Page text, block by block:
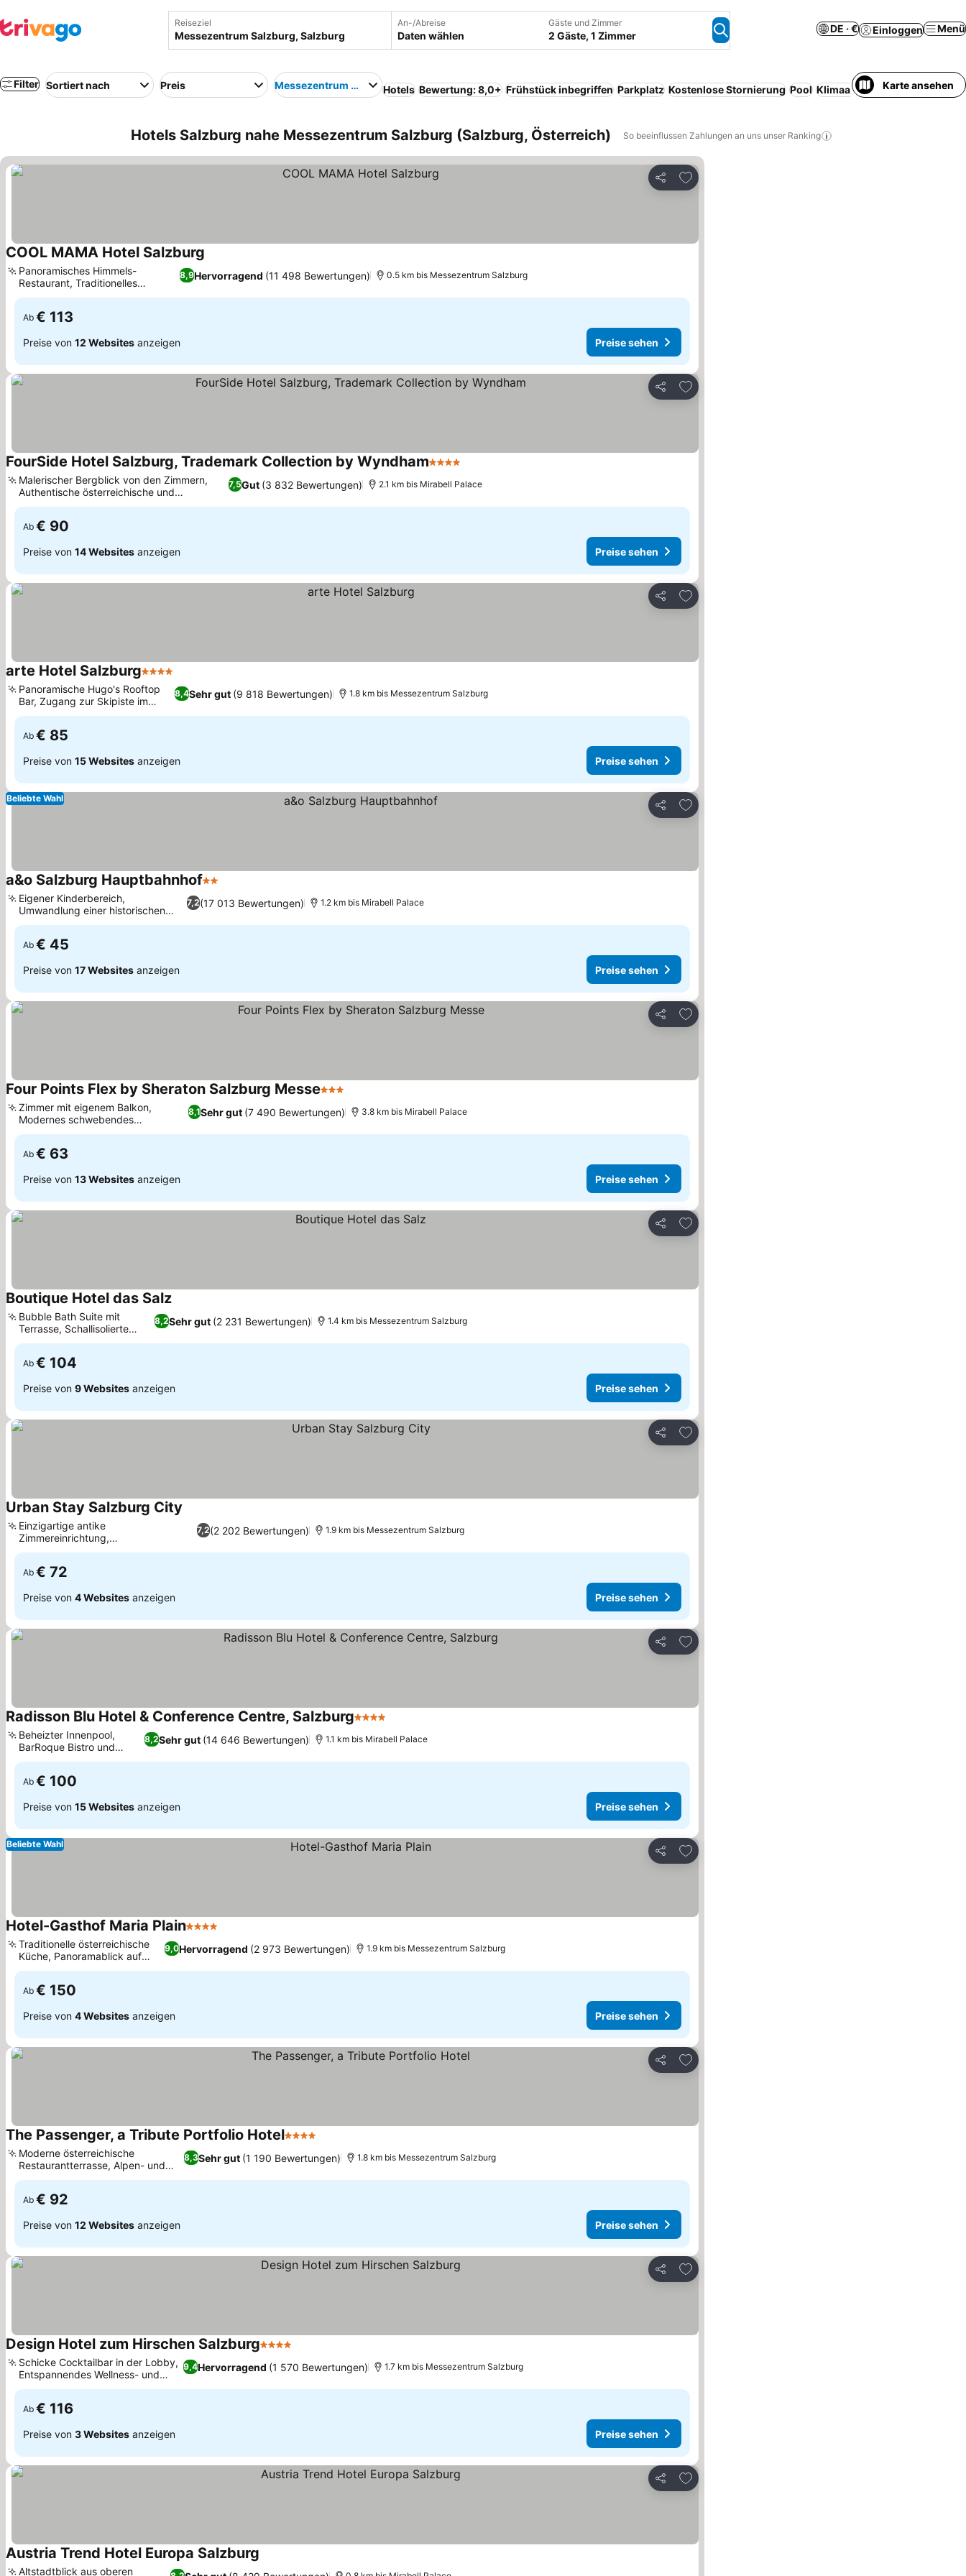
Reiseziel An-/Abreise
Daten wählen
Gäste und Zimmer
2 Gäste, 1 Zimmer
DE · € Einloggen Menü
Filter Sortiert nach Preis Messezentrum SalzburgHotels Bewertung: 8,0+ Frühstück inbegriffen Parkplatz Kostenlose Stornierung Pool Klimaanlage Serviced
Karte ansehen
Hotels Salzburg nahe Messezentrum Salzburg (Salzburg, Österreich) So beeinflussen Zahlungen an uns unser Ranking
Teilen
Zu Favoriten hinzufügen
COOL MAMA Hotel Salzburg
8,9Hervorragend (11 498 Bewertungen)
Panoramisches Himmels-
Restaurant, Traditionelles
Jägerstüberl Restaurant
0.5 km bis Messezentrum Salzburg
Ab € 113
Preise von 12 Websites anzeigen Preise sehen
Teilen
Zu Favoriten hinzufügen
FourSide Hotel Salzburg, Trademark Collection by Wyndham4 Sterne
7,5Gut (3 832 Bewertungen)
Malerischer Bergblick von den Zimmern,
Authentische österreichische und
internationale Küche
2.1 km bis Mirabell Palace
Ab € 90
Preise von 14 Websites anzeigen Preise sehen
Teilen
Zu Favoriten hinzufügen
arte Hotel Salzburg4 Sterne
8,4Sehr gut (9 818 Bewertungen)
Panoramische Hugo's Rooftop
Bar, Zugang zur Skipiste im
Winter
1.8 km bis Messezentrum Salzburg
Ab € 85
Preise von 15 Websites anzeigen Preise sehen
Teilen
Zu Favoriten hinzufügen
Beliebte Wahl
a&o Salzburg Hauptbahnhof2 Sterne
7,2(17 013 Bewertungen)
Eigener Kinderbereich,
Umwandlung einer historischen
Brotfabrik
1.2 km bis Mirabell Palace
Ab € 45
Preise von 17 Websites anzeigen Preise sehen
Teilen
Zu Favoriten hinzufügen
Four Points Flex by Sheraton Salzburg Messe3 Sterne
8,1Sehr gut (7 490 Bewertungen)
Zimmer mit eigenem Balkon,
Modernes schwebendes
Architekturkonzept
3.8 km bis Mirabell Palace
Ab € 63
Preise von 13 Websites anzeigen Preise sehen
Teilen
Zu Favoriten hinzufügen
Boutique Hotel das Salz
8,2Sehr gut (2 231 Bewertungen)
Bubble Bath Suite mit
Terrasse, Schallisolierte
Zimmer
1.4 km bis Messezentrum Salzburg
Ab € 104
Preise von 9 Websites anzeigen Preise sehen
Teilen
Zu Favoriten hinzufügen
Urban Stay Salzburg City
7,2(2 202 Bewertungen)
Einzigartige antike
Zimmereinrichtung,
Haustierfreundliche Unterkunft
1.9 km bis Messezentrum Salzburg
Ab € 72
Preise von 4 Websites anzeigen Preise sehen
Teilen
Zu Favoriten hinzufügen
Radisson Blu Hotel & Conference Centre, Salzburg4 Sterne
8,2Sehr gut (14 646 Bewertungen)
Beheizter Innenpool,
BarRoque Bistro und
Lounge
1.1 km bis Mirabell Palace
Ab € 100
Preise von 15 Websites anzeigen Preise sehen
Teilen
Zu Favoriten hinzufügen
Beliebte Wahl
Hotel-Gasthof Maria Plain4 Sterne
9,0Hervorragend (2 973 Bewertungen)
Traditionelle österreichische
Küche, Panoramablick auf
Salzburg
1.9 km bis Messezentrum Salzburg
Ab € 150
Preise von 4 Websites anzeigen Preise sehen
Teilen
Zu Favoriten hinzufügen
The Passenger, a Tribute Portfolio Hotel4 Sterne
8,3Sehr gut (1 190 Bewertungen)
Moderne österreichische
Restaurantterrasse, Alpen- und
Festungsblick
1.8 km bis Messezentrum Salzburg
Ab € 92
Preise von 12 Websites anzeigen Preise sehen
Teilen
Zu Favoriten hinzufügen
Design Hotel zum Hirschen Salzburg4 Sterne
9,4Hervorragend (1 570 Bewertungen)
Schicke Cocktailbar in der Lobby,
Entspannendes Wellness- und
Yogastudio
1.7 km bis Messezentrum Salzburg
Ab € 116
Preise von 3 Websites anzeigen Preise sehen
Teilen
Zu Favoriten hinzufügen
Austria Trend Hotel Europa Salzburg
Altstadtblick aus oberen